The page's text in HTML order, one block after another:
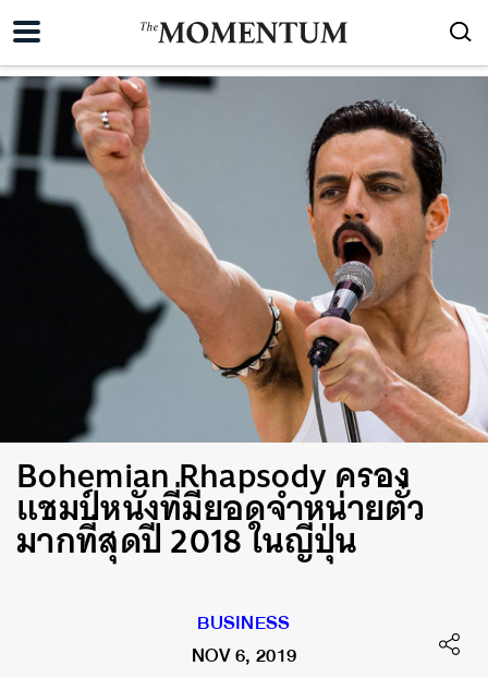
Bohemian Rhapsody ครอง
แชมป์หนังที่มียอดจำหน่ายตั๋ว
มากที่สุดปี 2018 ในญี่ปุ่น
BUSINESS
NOV 6, 2019